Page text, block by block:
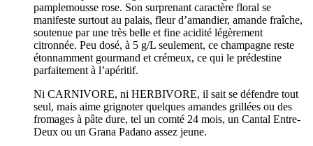
pamplemousse rose. Son surprenant caractère floral se
manifeste surtout au palais, fleur d’amandier, amande fraîche,
soutenue par une très belle et fine acidité légèrement
citronnée. Peu dosé, à 5 g/L seulement, ce champagne reste
étonnamment gourmand et crémeux, ce qui le prédestine
parfaitement à l’apéritif.
Ni CARNIVORE, ni HERBIVORE, il sait se défendre tout
seul, mais aime grignoter quelques amandes grillées ou des
fromages à pâte dure, tel un comté 24 mois, un Cantal Entre-
Deux ou un Grana Padano assez jeune.